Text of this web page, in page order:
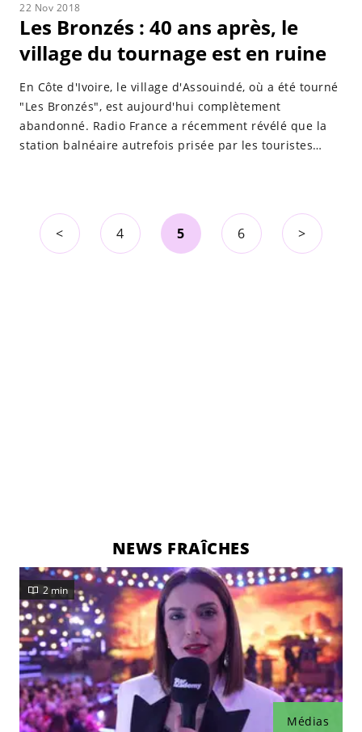
22 Nov 2018
Les Bronzés : 40 ans après, le
village du tournage est en ruine
En Côte d'Ivoire, le village d'Assouindé, où a été tourné
"Les Bronzés", est aujourd'hui complètement
abandonné. Radio France a récemment révélé que la
station balnéaire autrefois prisée par les touristes
< 4 5 6 >
NEWS FRAÎCHES
Médias
2 min